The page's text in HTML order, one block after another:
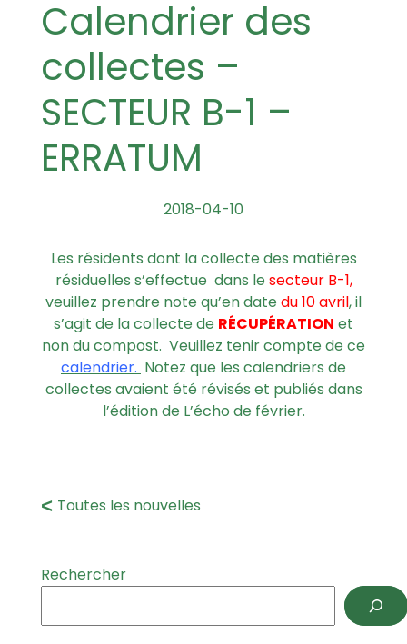
Calendrier des
collectes –
SECTEUR B-1 –
ERRATUM
2018-04-10
Les résidents dont la collecte des matières
résiduelles s’effectue dans lesecteur B-1,
veuillez prendre note qu’en datedu 10 avril, il
s’agit de la collecte de RÉCUPÉRATION et
non du compost. Veuillez tenir compte de ce
calendrier. Notez que les calendriers de
collectes avaient été révisés et publiés dans
l’édition de L’écho de février.
Toutes les nouvelles
Rechercher